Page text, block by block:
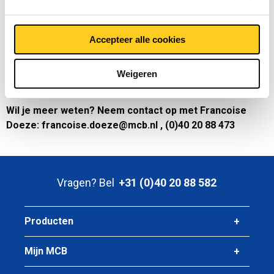
Accepteer alle cookies
Weigeren
Onze platenkantelaar kan een pakket gewicht van maximaal
3500 kilo kantelen. De afmeting van plaat kan tot een
maximale lengte van 3000 mm en breedte van 2000 mm zijn.
De kantelaar zorgt dat de B-zijde van platen boven komt te
liggen en doet dat in volle pakken.
Wil je meer weten? Neem contact op met Francoise
Doeze: francoise.doeze@mcb.nl , (0)40 20 88 473
Vragen? Bel +31 (0)40 20 88 582
Producten
Mijn MCB